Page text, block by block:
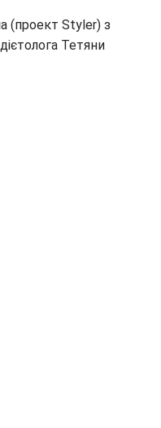
(проект Styler) з
Тетяни